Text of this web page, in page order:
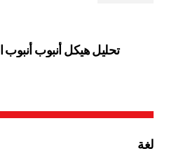
تحليل هيكل أنبوب أنبوب
لغة